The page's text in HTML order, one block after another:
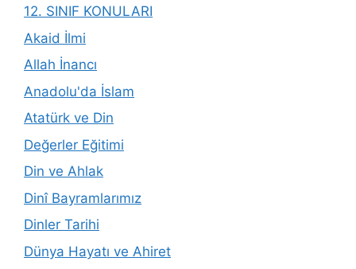
12. SINIF KONULARI
Akaid İlmi
Allah İnancı
Anadolu'da İslam
Atatürk ve Din
Değerler Eğitimi
Din ve Ahlak
Dinî Bayramlarımız
Dinler Tarihi
Dünya Hayatı ve Ahiret